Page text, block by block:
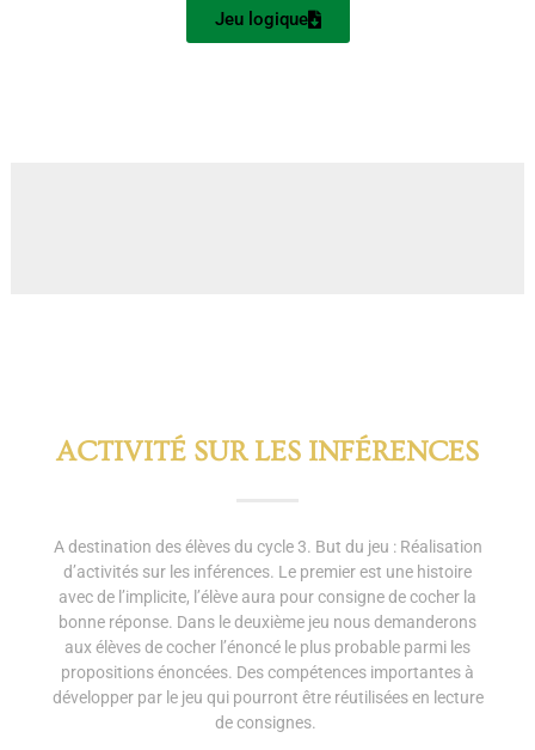
Jeu logique
ACTIVITÉ SUR LES INFÉRENCES
A destination des élèves du cycle 3. But du jeu : Réalisation
d’activités sur les inférences. Le premier est une histoire
avec de l’implicite, l’élève aura pour consigne de cocher la
bonne réponse. Dans le deuxième jeu nous demanderons
aux élèves de cocher l’énoncé le plus probable parmi les
propositions énoncées. Des compétences importantes à
développer par le jeu qui pourront être réutilisées en lecture
de consignes.